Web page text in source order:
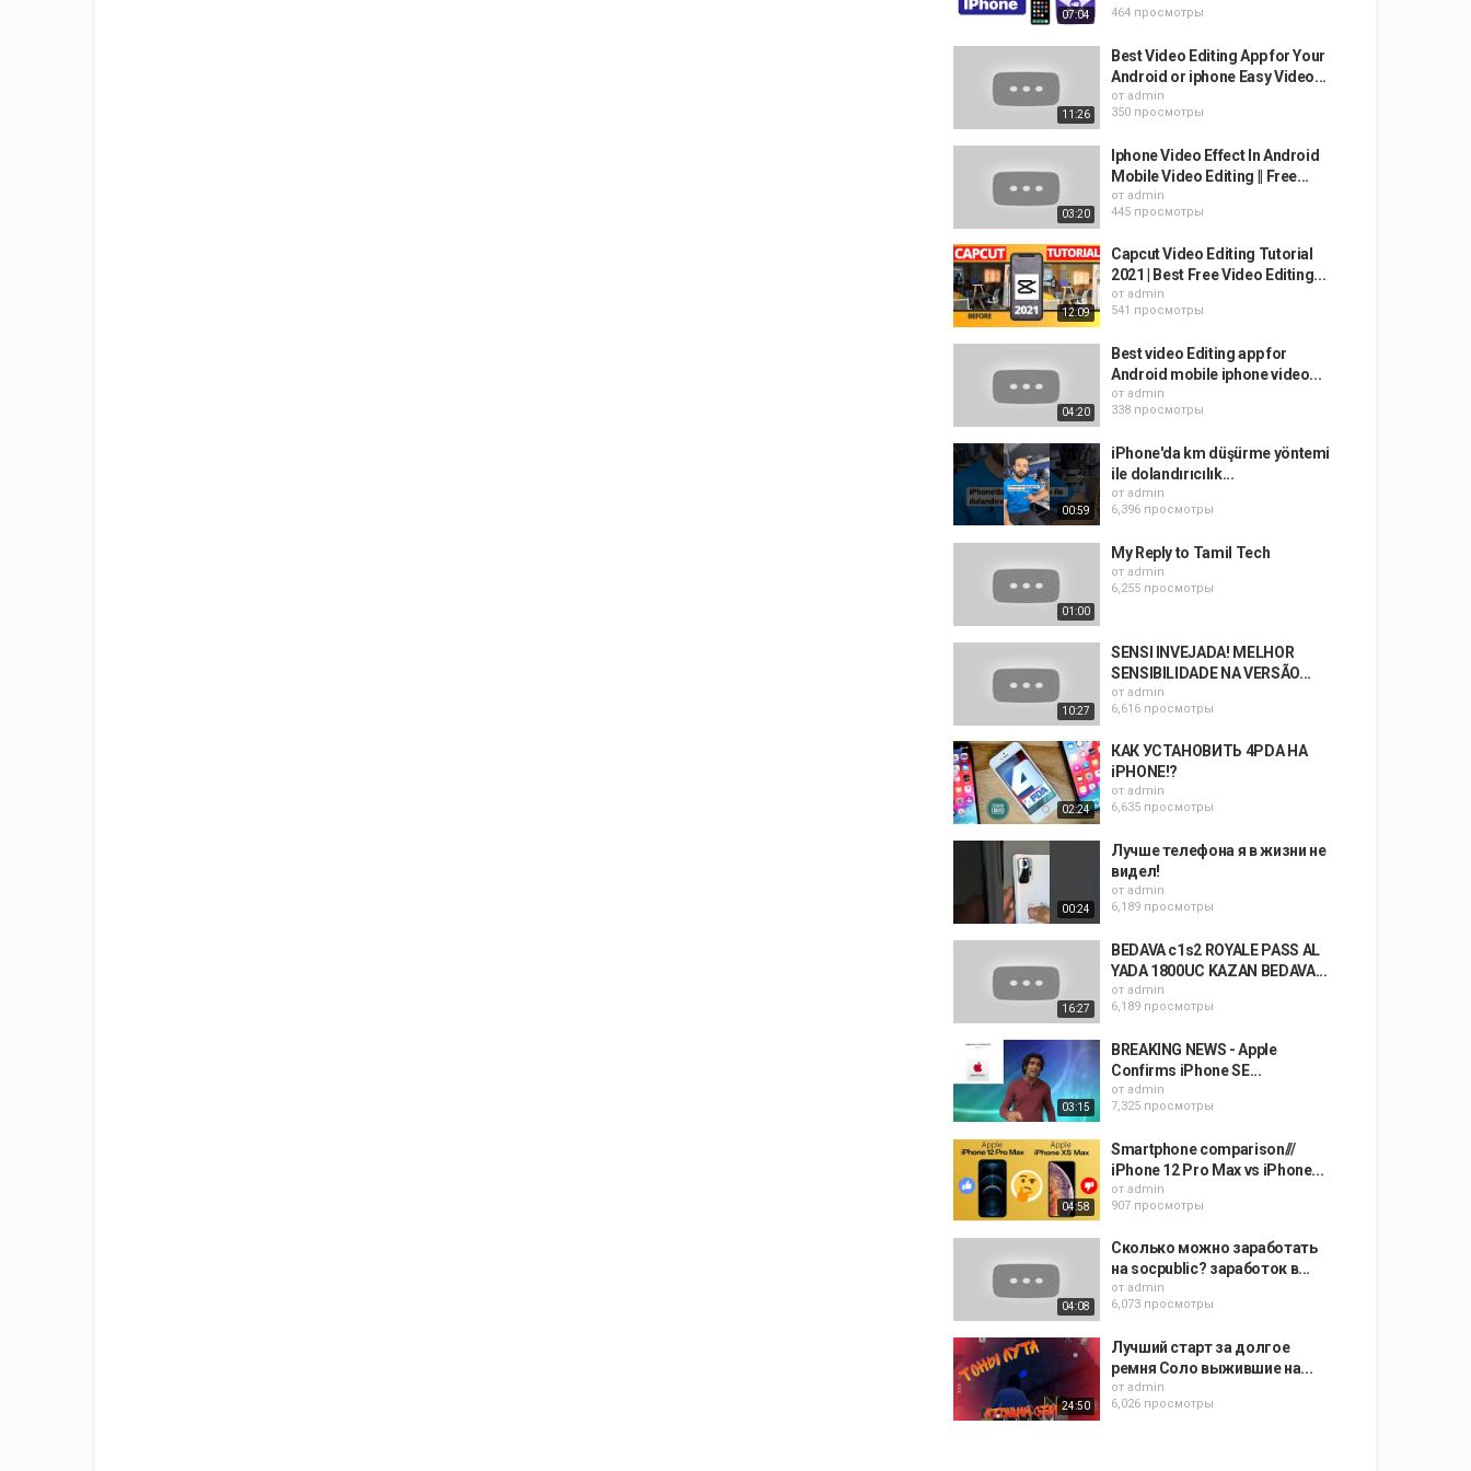
07:04
464 просмотры
11:26
Best Video Editing App for Your
Android or iphone Easy Video...
от admin
350 просмотры
03:20
Iphone Video Effect In Android
Mobile Video Editing || Free...
от admin
445 просмотры
12:09
Capcut Video Editing Tutorial
2021 | Best Free Video Editing...
от admin
541 просмотры
04:20
Best video Editing app for
Android mobile iphone video...
от admin
338 просмотры
00:59
iPhone'da km düşürme yöntemi
ile dolandırıcılık...
от admin
6,396 просмотры
01:00
My Reply to Tamil Tech
от admin
6,255 просмотры
10:27
SENSI INVEJADA! MELHOR
SENSIBILIDADE NA VERSÃO...
от admin
6,616 просмотры
02:24
КАК УСТАНОВИТЬ 4PDA НА
iPHONE!?
от admin
6,635 просмотры
00:24
Лучше телефона я в жизни не
видел!
от admin
6,189 просмотры
16:27
BEDAVA c1s2 ROYALE PASS AL
YADA 1800UC KAZAN BEDAVA...
от admin
6,189 просмотры
03:15
BREAKING NEWS - Apple
Confirms iPhone SE...
от admin
7,325 просмотры
04:58
Smartphone comparison///
iPhone 12 Pro Max vs iPhone...
от admin
907 просмотры
04:08
Сколько можно заработать
на socpublic? заработок в...
от admin
6,073 просмотры
24:50
Лучший старт за долгое
ремня Соло выжившие на...
от admin
6,026 просмотры